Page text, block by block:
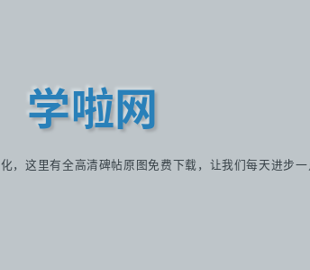
学啦网
，这里有全高清碑帖原图免费下载，让我们每天进步一